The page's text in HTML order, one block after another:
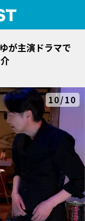
が主演ドラマで
10/10